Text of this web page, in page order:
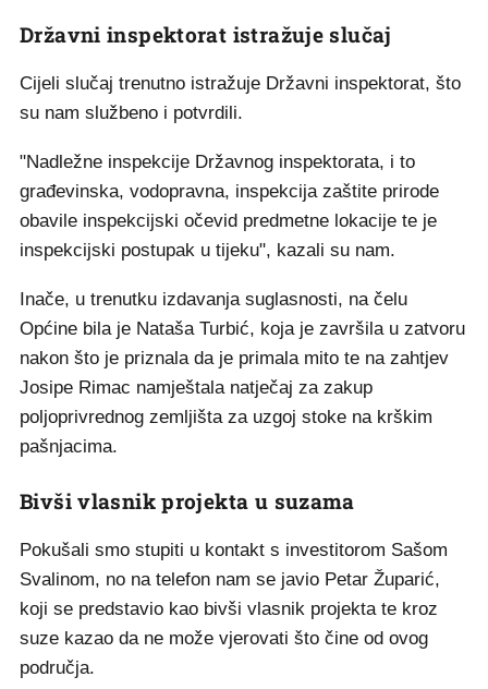
Državni inspektorat istražuje slučaj
Cijeli slučaj trenutno istražuje Državni inspektorat, što
su nam službeno i potvrdili.
"Nadležne inspekcije Državnog inspektorata, i to
građevinska, vodopravna, inspekcija zaštite prirode
obavile inspekcijski očevid predmetne lokacije te je
inspekcijski postupak u tijeku", kazali su nam.
Inače, u trenutku izdavanja suglasnosti, na čelu
Općine bila je Nataša Turbić, koja je završila u zatvoru
nakon što je priznala da je primala mito te na zahtjev
Josipe Rimac namještala natječaj za zakup
poljoprivrednog zemljišta za uzgoj stoke na krškim
pašnjacima.
Bivši vlasnik projekta u suzama
Pokušali smo stupiti u kontakt s investitorom Sašom
Svalinom, no na telefon nam se javio Petar Župarić,
koji se predstavio kao bivši vlasnik projekta te kroz
suze kazao da ne može vjerovati što čine od ovog
područja.